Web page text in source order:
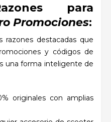
para
Promociones:
razones destacadas que
y códigos de
una forma inteligente de
originales con amplias